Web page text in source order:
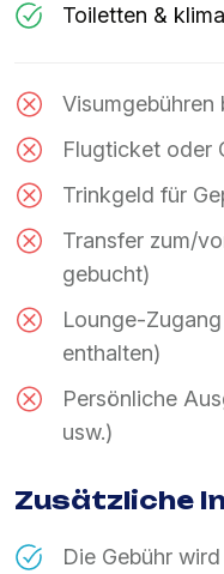
Toiletten &
Flugticket oder
Trinkgeld für
Transfer zum/
gebucht)
Lounge-
enthalten)
Persönliche
usw.)
Zusätzliche
Die Gebühr